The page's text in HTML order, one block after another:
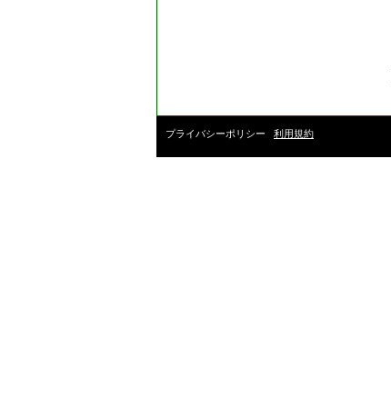
プライバシーポリシー 利用規約